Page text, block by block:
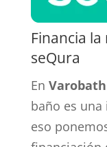
Financia
seQura
En Varobath
baño es
eso